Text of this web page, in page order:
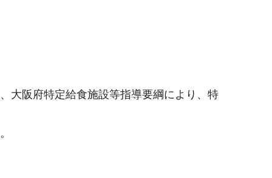
大阪府特定給食施設等指導要綱により、特